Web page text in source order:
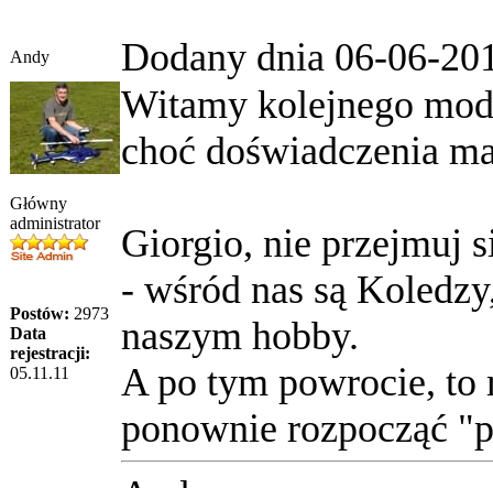
Andy Dodany dnia 06-06-
Główny
administrator
Postów: 2973
Data
rejestracji:
05.11.11
Witamy kolejnego
choć doświadczenia
Giorgio, nie przejmuj
- wśród nas są
naszym hobby.
A po tym powrocie, to
ponownie rozpocząć